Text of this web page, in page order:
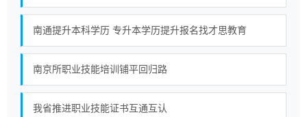
南通提升本科学历 专升本学历提升报名找才思教育
南京所职业技能培训铺平回归路
我省推进职业技能证书互通互认